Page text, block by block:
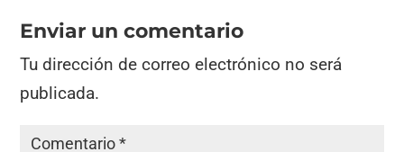
Enviar un comentario
Tu dirección de correo electrónico no será
publicada.